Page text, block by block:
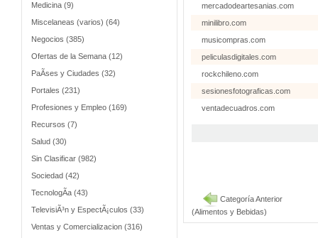
Medicina (9)
Miscelaneas (varios) (64)
Negocios (385)
Ofertas de la Semana (12)
PaÃ­ses y Ciudades (32)
Portales (231)
Profesiones y Empleo (169)
Recursos (7)
Salud (30)
Sin Clasificar (982)
Sociedad (42)
TecnologÃ­a (43)
TelevisiÃ³n y EspectÃ¡culos (33)
Ventas y Comercializacion (316)
mercadodeartesanias.com
minilibro.com
musicompras.com
peliculasdigitales.com
rockchileno.com
sesionesfotograficas.com
ventadecuadros.com
Categoría Anterior
(Alimentos y Bebidas)